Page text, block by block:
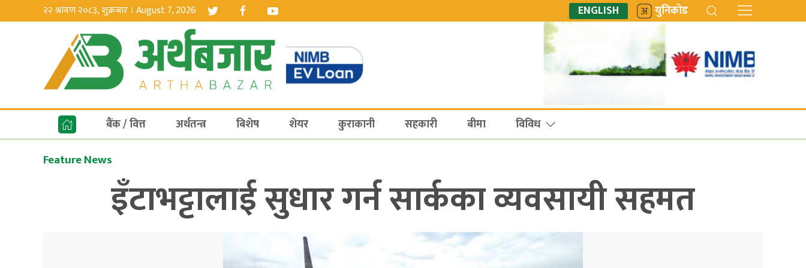
२२ श्रावण २०८३, शुक्रबार । August 7, 2026 ENGLISH युनिकोड
बैंक / वित्त अर्थतन्त्र बिशेष शेयर कुराकानी सहकारी बीमा विविध
Feature News
इँटाभट्टालाई सुधार गर्न सार्कका व्यवसायी सहमत